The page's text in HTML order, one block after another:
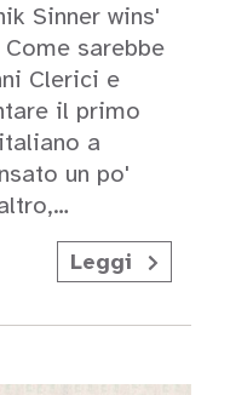
Sinner wins'
sarebbe
Clerici e
il primo
a
un po'
Leggi